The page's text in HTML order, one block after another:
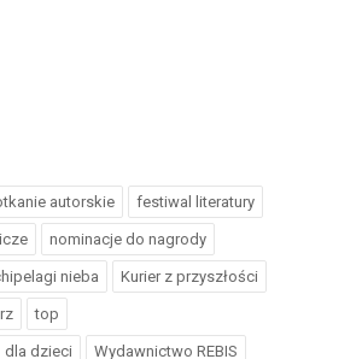
autorskie festiwal literatury
nominacje do nagrody
nieba Kurier z przyszłości
top
dla dzieci Wydawnictwo REBIS